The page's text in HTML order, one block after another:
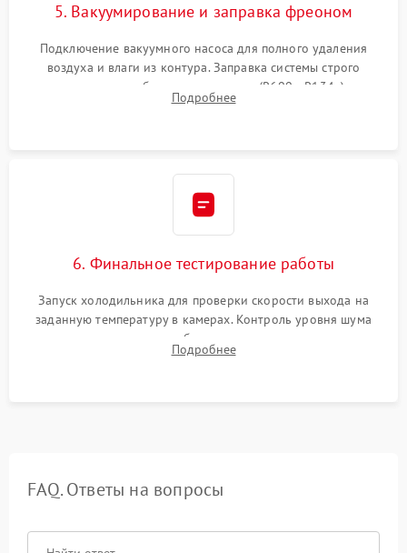
5. Вакуумирование и заправка фреоном
Подключение вакуумного насоса для полного удаления
воздуха и влаги из контура. Заправка системы строго
дозированным объемом хладагента (R600a, R134a) по
электронным весам. Контроль рабочего давления в системе.
Подробнее
6. Финальное тестирование работы
Запуск холодильника для проверки скорости выхода на
заданную температуру в камерах. Контроль уровня шума
компрессора, отсутствия обмерзания стенок и корректного
срабатывания системы автоматической оттайки.
Подробнее
FAQ. Ответы на вопросы